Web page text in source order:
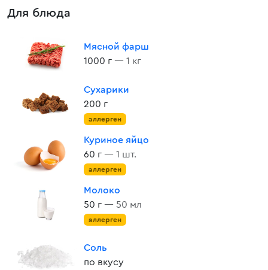
Для блюда
Мясной фарш
1000 г — 1 кг
Сухарики
200 г
аллерген
Куриное яйцо
60 г — 1 шт.
аллерген
Молоко
50 г — 50 мл
аллерген
Соль
по вкусу